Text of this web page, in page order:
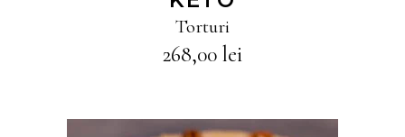
Torturi
268,00 lei